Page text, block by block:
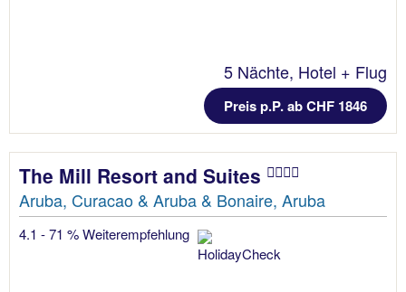
5 Nächte, Hotel + Flug
Preis p.P. ab CHF 1846
The Mill Resort and Suites
Aruba, Curacao & Aruba & Bonaire, Aruba
4.1 - 71 % Weiterempfehlung